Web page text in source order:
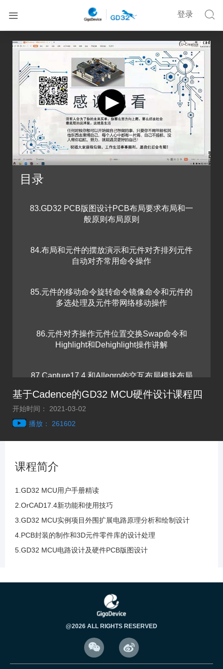
 
登录
首页 基于Cadence的GD32 MCU硬件设计课程四
目录
83.GD32 PCB版图设计PCB布局要求布局和一
般原则布局原则
84.布局和元件的摆放演示和元件对齐排列元件
自动对齐常用命令操作
85.元件的移动命令旋转命令镜像命令和元件的
多选处理及元件带网络移动操作
86.元件对齐操作元件位置交换Swap命令和
Highlight和Dehighlight操作讲解
87.Capture17.4 和Allegro的交互布局模块布局
改和单个PAD的修改操作讲解
90.带状线和微带线的阻抗控制与计算器的参数
则解读及常用规则
92.布线的等长的目的是为了进行时序的匹配及5
个常用的约束管理器
93.约束管理的新特征解读和过孔延迟时间计算
等其他新增约束规则讲解
基于Cadence的GD32 MCU硬件设计课程四
开始时间： 2021-03-02
播放： 261602
课程简介
1.GD32 MCU用户手册精读
2.OrCAD17.4新功能和使用技巧
3.GD32 MCU实例项目外围扩展电路原理分析和绘制设计
4.PCB封装的制作和3D元件零件库的设计处理
5.GD32 MCU电路设计及硬件PCB版图设计
@2026 ALL RIGHTS RESERVED
 